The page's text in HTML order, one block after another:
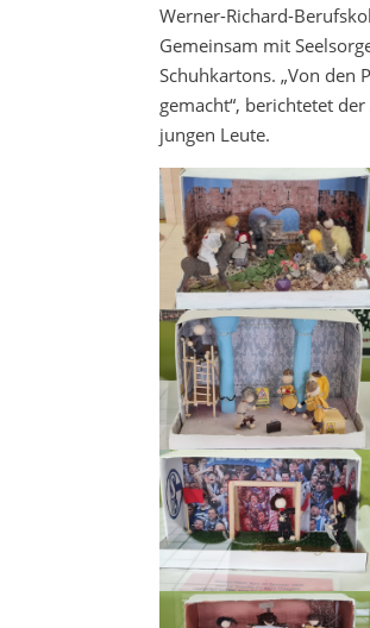
Werner-Richard-
Gemeinsam mit
Schuhkartons. „Von den
gemacht“, berichtetet
jungen Leute.